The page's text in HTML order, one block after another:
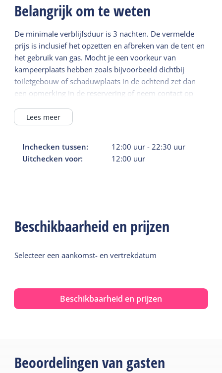
Belangrijk om te weten
De minimale verblijfsduur is 3 nachten. De vermelde
prijs is inclusief het opzetten en afbreken van de tent en
het gebruik van gas. Mocht je een voorkeur van
kampeerplaats hebben zoals bijvoorbeeld dichtbij
toiletgebouw of schaduwplaats in de ochtend zet dan
een opmerking in de reservering of neem contact op
afbeeldingen van de Primakamp tenten zijn op
Lees meer
Inchecken tussen: 12:00 uur -22:30 uur
Uitchecken voor:
12:00 uur
Beschikbaarheid en prijzen
Selecteer een aankomst- en vertrekdatum
Beschikbaarheid en prijzen
Beoordelingen van gasten